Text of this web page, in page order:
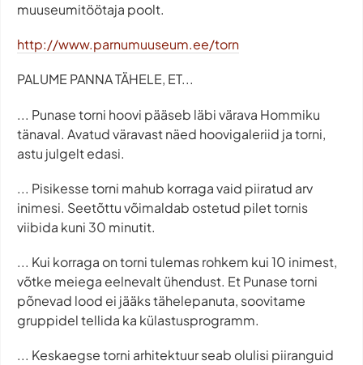
muuseumitöötaja poolt.
http://www.parnumuuseum.ee/torn
PALUME PANNA TÄHELE, ET...
... Punase torni hoovi pääseb läbi värava Hommiku
tänaval. Avatud väravast näed hoovigaleriid ja torni,
astu julgelt edasi.
... Pisikesse torni mahub korraga vaid piiratud arv
inimesi. Seetõttu võimaldab ostetud pilet tornis
viibida kuni 30 minutit.
... Kui korraga on torni tulemas rohkem kui 10 inimest,
võtke meiega eelnevalt ühendust. Et Punase torni
põnevad lood ei jääks tähelepanuta, soovitame
gruppidel tellida ka külastusprogramm.
... Keskaegse torni arhitektuur seab olulisi piiranguid